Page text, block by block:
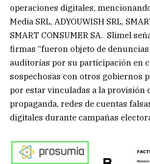
operaciones digitales,
Media SRL, ADYOUWISH SRL,
SMART CONSUMER SA. Slimel
firmas “fueron objeto de
auditorías por su participación en
sospechosas con otros gobiernos
por estar vinculadas a la provisión
propaganda, redes de cuentas
digitales durante campañas